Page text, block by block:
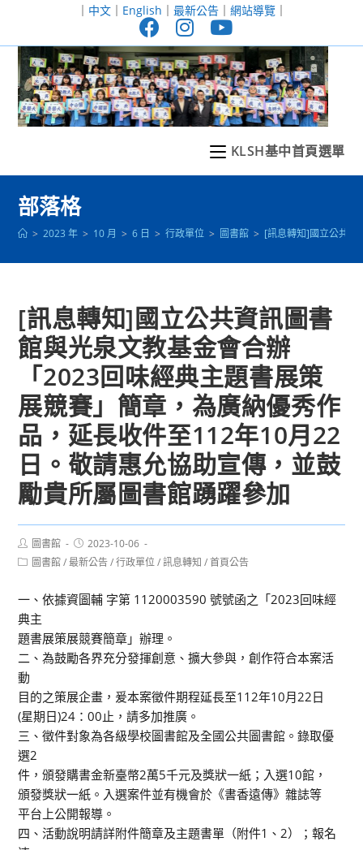
至
｜ 中文｜ English ｜ 最新公告｜ 網站導覽｜
KLSH基中首頁選單
部落格
> 2023 年 > 10 月 > 6 日 > 行政單位 > 圖書館 > [訊息轉知]國立公共資
[訊息轉知]國立公共資訊圖書
館與光泉文教基金會合辦
「2023回味經典主題書展策
展競賽」簡章，為廣納優秀作
品，延長收件至112年10月22
日。敬請惠允協助宣傳，並鼓
勵貴所屬圖書館踴躍參加
Post
author:
圖書館
Post
published:
2023-10-06
Post圖書館 / 最新公告 / 行政單位 / 訊息轉知 / 首頁公告
一、依據資圖輔 字第 1120003590 號號函之「2023回味經
典主
題書展策展競賽簡章」辦理。
二、為鼓勵各界充分發揮創意、擴大參與，創作符合本案活
動
目的之策展企畫，爰本案徵件期程延長至112年10月22日
(星期日)24：00止，請多加推廣。
三、徵件對象為各級學校圖書館及全國公共圖書館。錄取優
選2
件，頒發購書金新臺幣2萬5千元及獎狀一紙；入選10館，
頒發獎狀一紙。入選案件並有機會於《書香遠傳》雜誌等
平台上公開報導。
四、活動說明請詳附件簡章及主題書單（附件1、2）；報名